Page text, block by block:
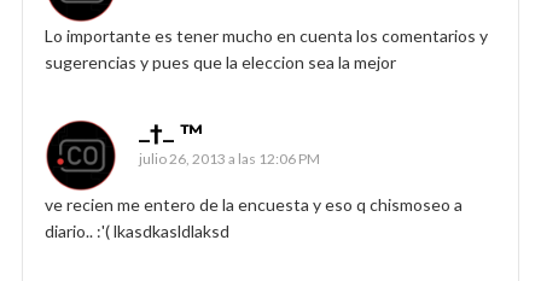
Lo importante es tener mucho en cuenta los comentarios y
sugerencias y pues que la eleccion sea la mejor
_†_ ™
julio 26, 2013 a las 12:06 PM
ve recien me entero de la encuesta y eso q chismoseo a
diario.. :'( lkasdkasldlaksd